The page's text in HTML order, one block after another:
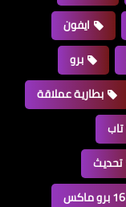
ايفون
برو
بطارية عملاقة
تاب
تحديث